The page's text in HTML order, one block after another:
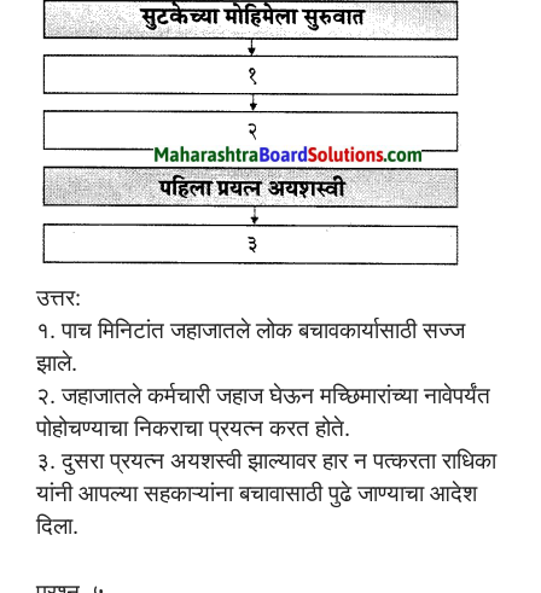
उत्तर:
१. पाच मिनिटांत जहाजातले लोक बचावकार्यासाठी सज्ज
झाले.
२. जहाजातले कर्मचारी जहाज घेऊन मच्छिमारांच्या नावेपर्यंत
पोहोचण्याचा निकराचा प्रयत्न करत होते.
३. दुसरा प्रयत्न अयशस्वी झाल्यावर हार न पत्करता राधिका
यांनी आपल्या सहकाऱ्यांना बचावासाठी पुढे जाण्याचा आदेश
दिला.